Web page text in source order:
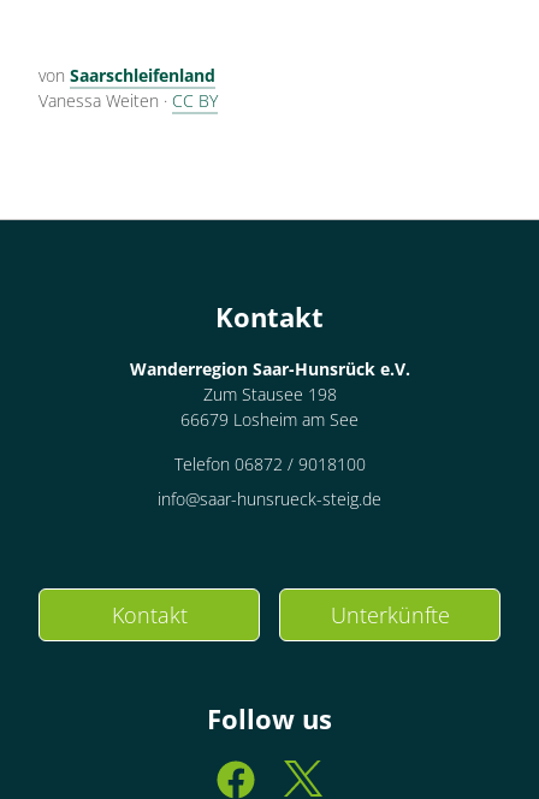
von Saarschleifenland
Vanessa Weiten · CC BY
Kontakt
Wanderregion Saar-Hunsrück e.V.
Zum Stausee 198
66679 Losheim am See
Telefon 06872 / 9018100
info@saar-hunsrueck-steig.de
Kontakt Unterkünfte
Follow us